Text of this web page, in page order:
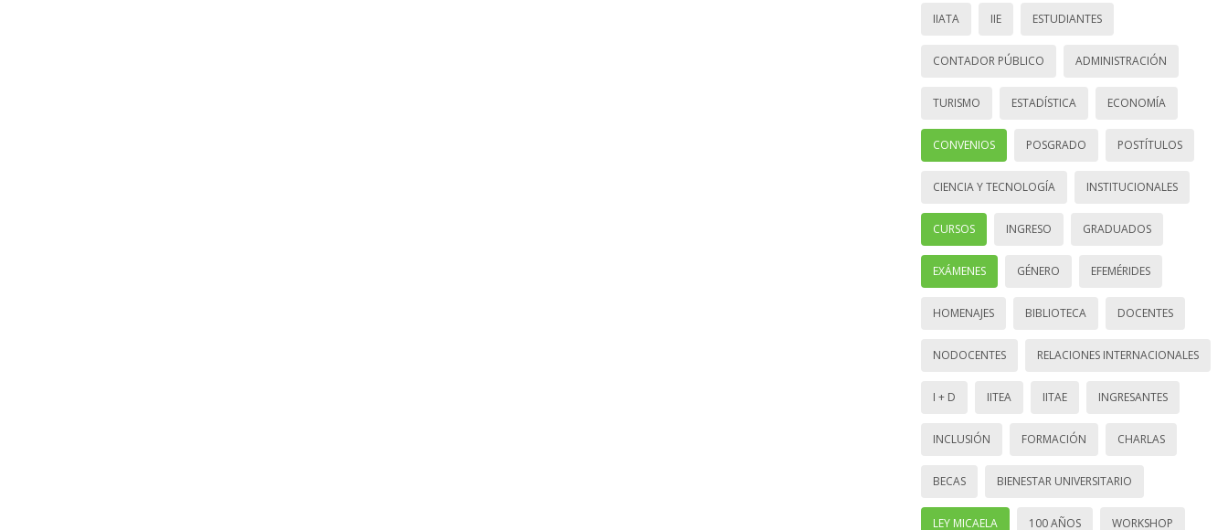
IIATA IIE ESTUDIANTES
CONTADOR PÚBLICO ADMINISTRACIÓN
TURISMO ESTADÍSTICA ECONOMÍA
CONVENIOS POSGRADO POSTÍTULOS
CIENCIA Y TECNOLOGÍA INSTITUCIONALES
CURSOS INGRESO GRADUADOS
EXÁMENES GÉNERO EFEMÉRIDES
HOMENAJES BIBLIOTECA DOCENTES
NODOCENTES RELACIONES INTERNACIONALES
I + D IITEA IITAE INGRESANTES
INCLUSIÓN FORMACIÓN CHARLAS
BECAS BIENESTAR UNIVERSITARIO
LEY MICAELA 100 AÑOS WORKSHOP